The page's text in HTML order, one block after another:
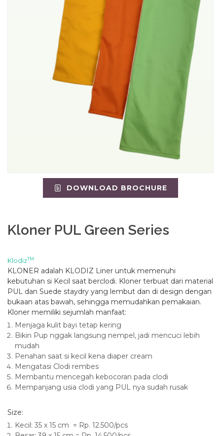
DOWNLOAD BROCHURE
Kloner PUL Green Series
KlodizTM
KLONER adalah KLODIZ Liner untuk memenuhi
kebutuhan si Kecil saat berclodi. Kloner terbuat dari material
PUL dan Suede staydry yang lembut dan di design dengan
bukaan atas bawah, sehingga memudahkan pemakaian.
Kloner memiliki sejumlah manfaat:
Menjaga kulit bayi tetap kering
Bikin Pup nggak langsung nempel, jadi mencuci lebih
mudah
Penahan saat si kecil kena diaper cream
Mengatasi Clodi rembes
Membantu mencegah kebocoran pada clodi
Mempanjang usia clodi yang PUL nya sudah rusak
Size:
Kecil: 35 x 15 cm = Rp. 12.500/pcs